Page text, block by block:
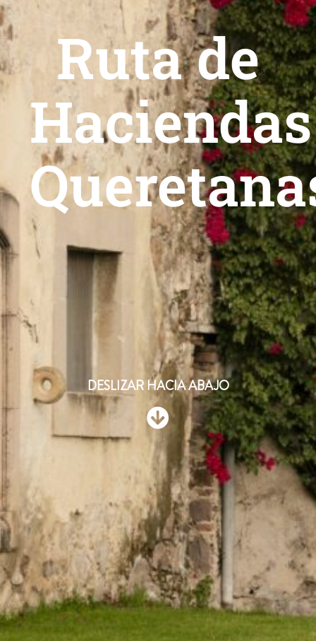
Ruta de
Haciendas
DESLIZAR HACIA ABAJO